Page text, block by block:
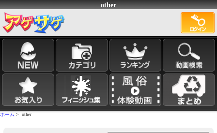
other
ホーム > other